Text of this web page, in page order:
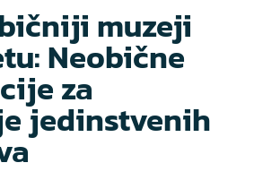
muzeji
Neobične
za
jedinstvenih